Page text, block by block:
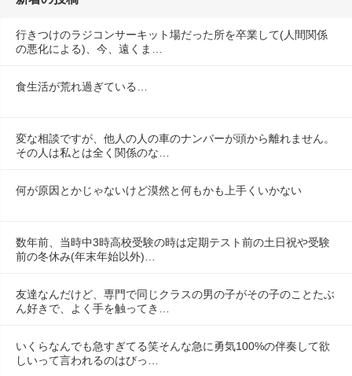
行きつけのラジコンサーキット場だった所を卒業して(人間関係
の悪化による)、今、遠くま…
食生活が荒れ過ぎている…
変な相談ですが、他人の人の車のナンバーが頭から離れません。
その人は私とは全く関係のな…
何が原因とかじゃないけど漠然と何もかも上手くいかない
数年前、当時中3時高校受験の時は定期テスト前の土日祝や受験
前の冬休み(年末年始以外)…
友達なんだけど、専門で同じクラスの男の子がその子のことたぶ
ん好きで、よく手を触ってき…
いくらなんでも急すぎてる笑そんな急に勇気100%の伴奏して欲
しいって言われるのはびっ…